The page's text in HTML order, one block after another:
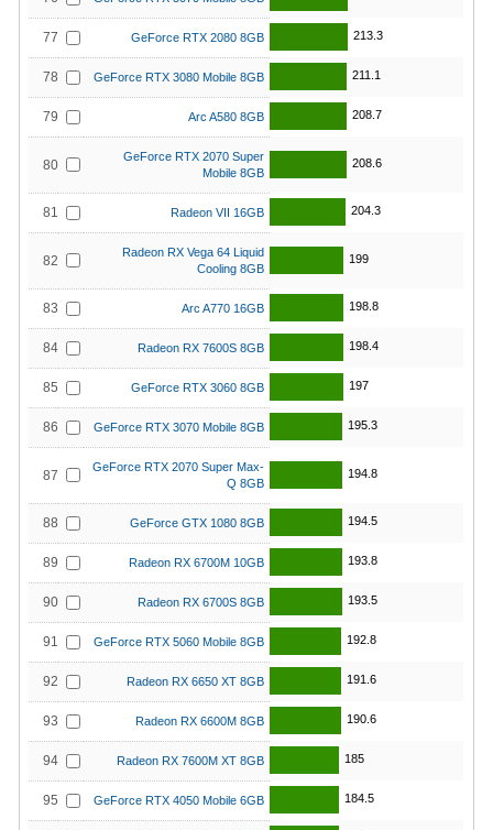
77 GeForce RTX 2080 8GB 213.3
78 GeForce RTX 3080 Mobile 8GB 211.1
79 Arc A580 8GB 208.7
80
GeForce RTX 2070 Super
Mobile 8GB
208.6
81 Radeon VII 16GB 204.3
82
Radeon RX Vega 64 Liquid
Cooling 8GB
199
83 Arc A770 16GB 198.8
84 Radeon RX 7600S 8GB 198.4
85 GeForce RTX 3060 8GB 197
86 GeForce RTX 3070 Mobile 8GB 195.3
87
GeForce RTX 2070 Super Max-
Q 8GB
194.8
88 GeForce GTX 1080 8GB 194.5
89 Radeon RX 6700M 10GB 193.8
90 Radeon RX 6700S 8GB 193.5
91 GeForce RTX 5060 Mobile 8GB 192.8
92 Radeon RX 6650 XT 8GB 191.6
93 Radeon RX 6600M 8GB 190.6
94 Radeon RX 7600M XT 8GB 185
95 GeForce RTX 4050 Mobile 6GB 184.5